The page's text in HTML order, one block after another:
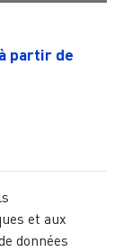
partir de
et aux
données